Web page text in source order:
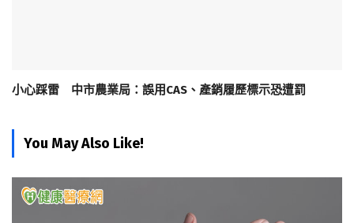
小心踩雷 中市農業局：誤用CAS、產銷履歷標示恐遭罰
You May Also Like!